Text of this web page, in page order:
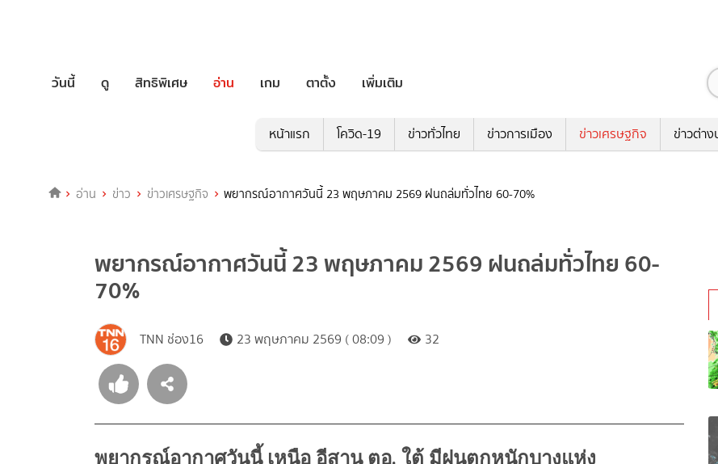
วันนี้ ดู สิทธิพิเศษ อ่าน เกม ตาตั้ง เพิ่มเติม
หน้าแรก โควิด-19 ข่าวทั่วไทย ข่าวการเมือง ข่าวเศรษฐกิจ ข่าวต่าง
อ่าน ข่าว ข่าวเศรษฐกิจ พยากรณ์อากาศวันนี้ 23 พฤษภาคม 2569 ฝนถล่มทั่วไทย 60-70%
พยากรณ์อากาศวันนี้ 23 พฤษภาคม 2569 ฝนถล่มทั่วไทย 60-
70%
TNN ช่อง16 23 พฤษภาคม 2569 ( 08:09 ) 32
พยากรณ์อากาศวันนี้ เหนือ อีสาน ตอ. ใต้ มีฝนตกหนักบางแห่ง